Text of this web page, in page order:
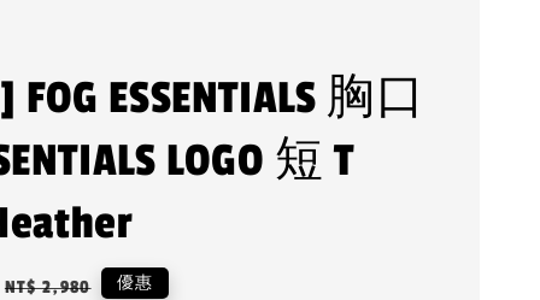
FOG ESSENTIALS 胸口
LOGO 短 T
Regular
NT$ 2,980 優惠